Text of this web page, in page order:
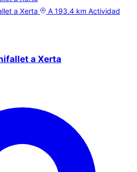
A 193.4 km Actividad
a Xerta